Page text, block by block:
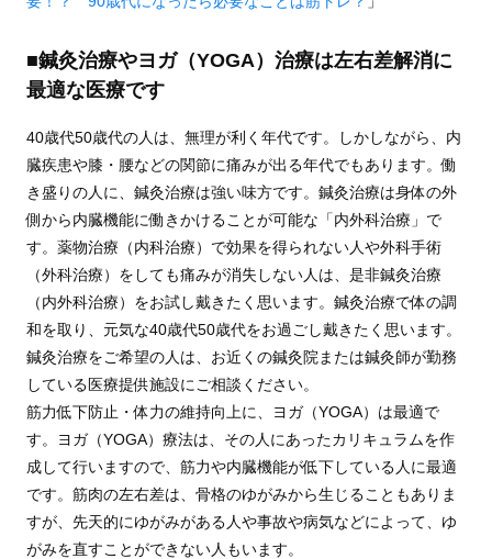
■鍼灸治療やヨガ（YOGA）治療は左右差解消に
最適な医療です
40歳代50歳代の人は、無理が利く年代です。しかしながら、内
臓疾患や膝・腰などの関節に痛みが出る年代でもあります。働
き盛りの人に、鍼灸治療は強い味方です。鍼灸治療は身体の外
側から内臓機能に働きかけることが可能な「内外科治療」で
す。薬物治療（内科治療）で効果を得られない人や外科手術
（外科治療）をしても痛みが消失しない人は、是非鍼灸治療
（内外科治療）をお試し戴きたく思います。鍼灸治療で体の調
和を取り、元気な40歳代50歳代をお過ごし戴きたく思います。
鍼灸治療をご希望の人は、お近くの鍼灸院または鍼灸師が勤務
している医療提供施設にご相談ください。
筋力低下防止・体力の維持向上に、ヨガ（YOGA）は最適で
す。ヨガ（YOGA）療法は、その人にあったカリキュラムを作
成して行いますので、筋力や内臓機能が低下している人に最適
です。筋肉の左右差は、骨格のゆがみから生じることもありま
すが、先天的にゆがみがある人や事故や病気などによって、ゆ
がみを直すことができない人もいます。